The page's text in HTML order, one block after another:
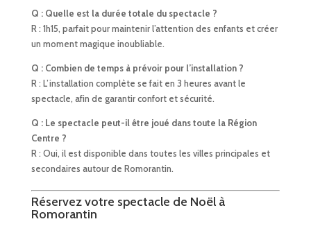
Q : Quelle est la durée totale du spectacle ?
R : 1h15, parfait pour maintenir l’attention des enfants et créer
un moment magique inoubliable.
Q : Combien de temps à prévoir pour l’installation ?
R : L’installation complète se fait en 3 heures avant le
spectacle, afin de garantir confort et sécurité.
Q : Le spectacle peut-il être joué dans toute la Région
Centre ?
R : Oui, il est disponible dans toutes les villes principales et
secondaires autour de Romorantin.
Réservez votre spectacle de Noël à
Romorantin